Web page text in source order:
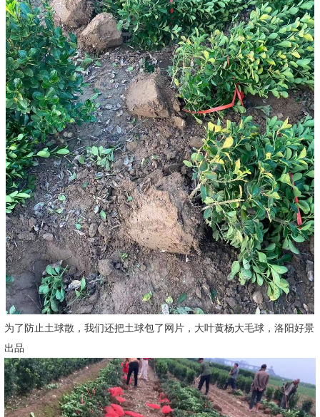
为了防止土球散，我们还把土球包了网片，大叶黄杨大毛球，洛阳好景
出品